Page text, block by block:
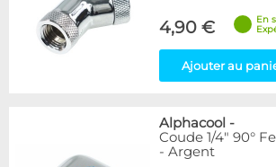
4,90 €
En
Ajouter au
Alphacool -
Coude 1/4" 90°
- Argent